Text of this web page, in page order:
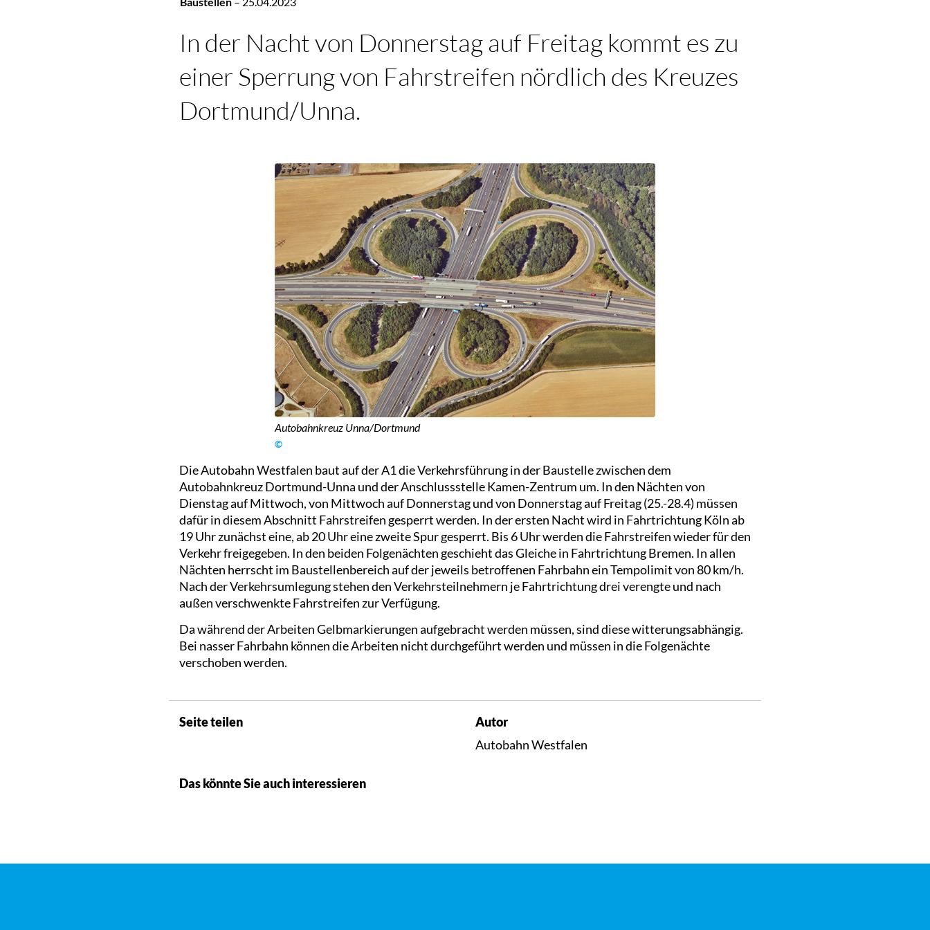
In der Nacht von Donnerstag auf Freitag kommt es zu
einer Sperrung von Fahrstreifen nördlich des Kreuzes
Dortmund/Unna.
Autobahnkreuz Unna/Dortmund
©
Die Autobahn Westfalen baut auf der A1 die Verkehrsführung in der Baustelle zwischen dem
Autobahnkreuz Dortmund-Unna und der Anschlussstelle Kamen-Zentrum um. In den Nächten von
Dienstag auf Mittwoch, von Mittwoch auf Donnerstag und von Donnerstag auf Freitag (25.-28.4) müssen
dafür in diesem Abschnitt Fahrstreifen gesperrt werden. In der ersten Nacht wird in Fahrtrichtung Köln ab
19 Uhr zunächst eine, ab 20 Uhr eine zweite Spur gesperrt. Bis 6 Uhr werden die Fahrstreifen wieder für den
Verkehr freigegeben. In den beiden Folgenächten geschieht das Gleiche in Fahrtrichtung Bremen. In allen
Nächten herrscht im Baustellenbereich auf der jeweils betroffenen Fahrbahn ein Tempolimit von 80 km/h.
Nach der Verkehrsumlegung stehen den Verkehrsteilnehmern je Fahrtrichtung drei verengte und nach
außen verschwenkte Fahrstreifen zur Verfügung.
Da während der Arbeiten Gelbmarkierungen aufgebracht werden müssen, sind diese witterungsabhängig.
Bei nasser Fahrbahn können die Arbeiten nicht durchgeführt werden und müssen in die Folgenächte
verschoben werden.
Seite teilen
Autor
Autobahn Westfalen
Das könnte Sie auch interessieren